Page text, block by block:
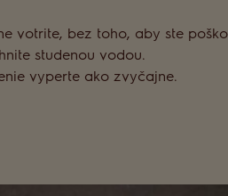
votrite, bez toho, aby ste
studenou vodou.
vyperte ako zvyčajne.